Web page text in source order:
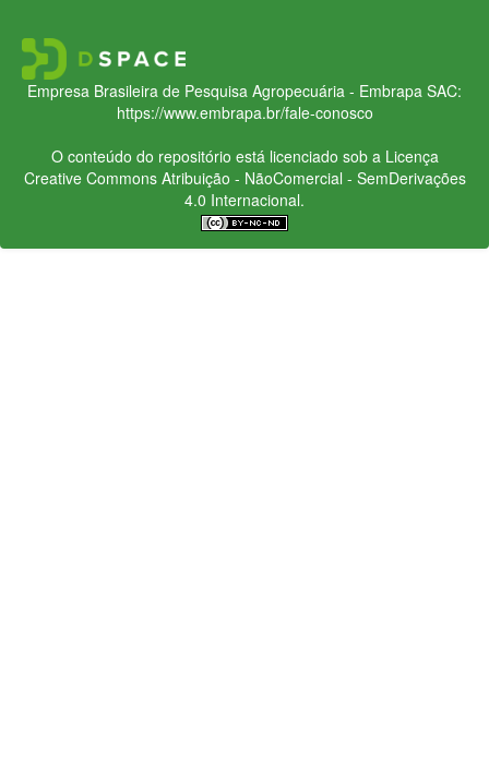
Empresa Brasileira de Pesquisa Agropecuária - Embrapa SAC:
https://www.embrapa.br/fale-conosco
O conteúdo do repositório está licenciado sob a Licença
Creative CommonsAtribuição - NãoComercial - SemDerivações
4.0 Internacional.